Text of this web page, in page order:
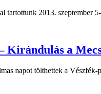
tartottunk 2013. szeptember
Kirándulás a
napot tölthettek a